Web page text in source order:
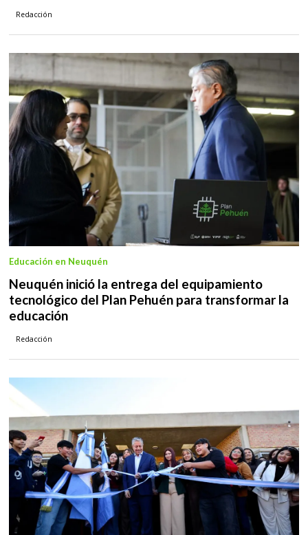
Redacción
Neuquén inició la entrega del equipamiento
tecnológico del Plan Pehuén para transformar la
educación
Redacción
Educación en Neuquén